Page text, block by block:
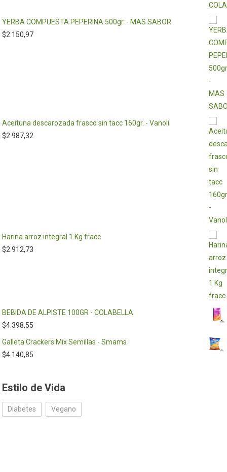
YERBA COMPUESTA PEPERINA 500gr. - MAS SABOR
$2.150,97
Aceituna descarozada frasco sin tacc 160gr. - Vanoli
$2.987,32
Harina arroz integral 1 Kg fracc
$2.912,73
BEBIDA DE ALPISTE 100GR - COLABELLA
$4.398,55
Galleta Crackers Mix Semillas - Smams
$4.140,85
Estilo de Vida
Diabetes Vegano